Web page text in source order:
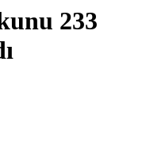
233